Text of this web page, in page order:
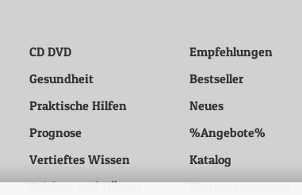
CD DVD
Gesundheit
Praktische Hilfen
Prognose
Vertieftes Wissen
Zeichen und Häuser
Empfehlungen
Bestseller
Neues
%Angebote%
Katalog
Partnerprogramm